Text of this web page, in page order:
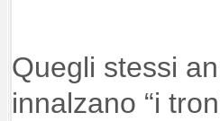
Quegli stessi
innalzano “i